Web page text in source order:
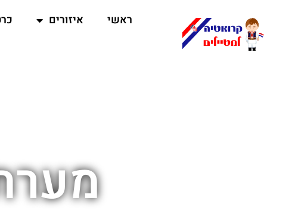
ראשי איזורים